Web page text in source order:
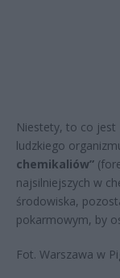
Niestety, to co jest
ludzkiego
chemikaliów”
najsilniejszych w
środowiska,
pokarmowym, by
Fot. Warszawa w